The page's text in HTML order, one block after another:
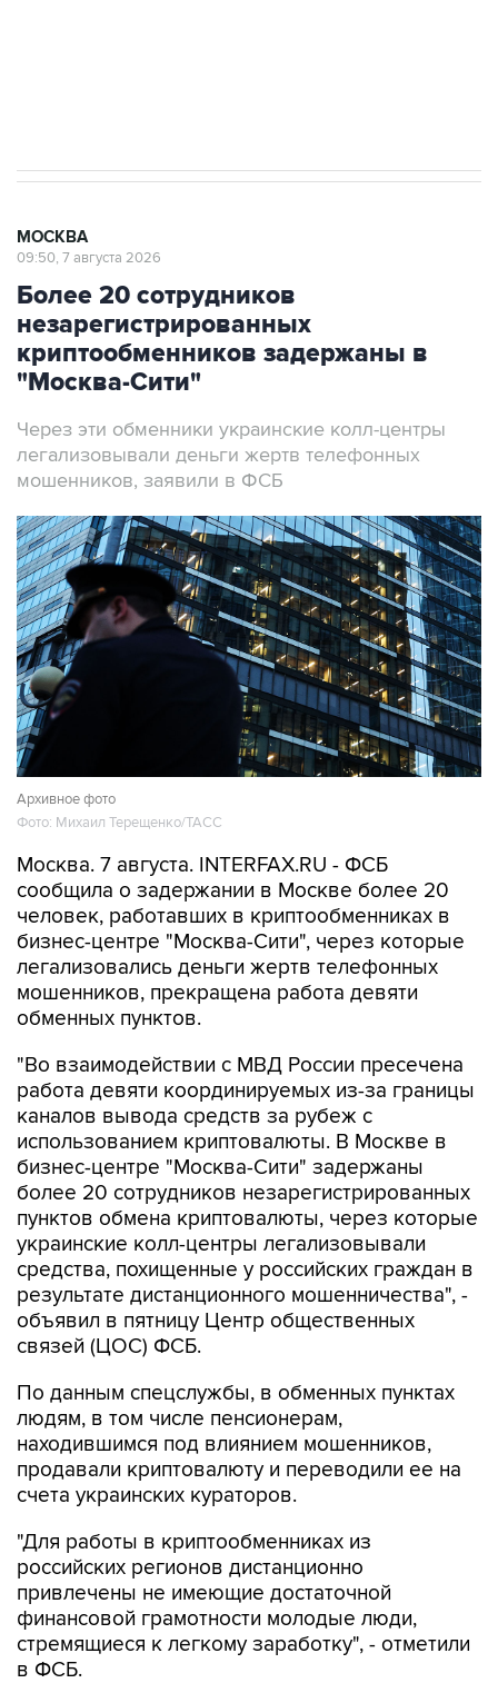
МОСКВА
09:50, 7 августа 2026
Более 20 сотрудников
незарегистрированных
криптообменников задержаны в
"Москва-Сити"
Через эти обменники украинские колл-центры
легализовывали деньги жертв телефонных
мошенников, заявили в ФСБ
Архивное фото
Фото: Михаил Терещенко/ТАСС
Москва. 7 августа. INTERFAX.RU - ФСБ
сообщила о задержании в Москве более 20
человек, работавших в криптообменниках в
бизнес-центре "Москва-Сити", через которые
легализовались деньги жертв телефонных
мошенников, прекращена работа девяти
обменных пунктов.
"Во взаимодействии с МВД России пресечена
работа девяти координируемых из-за границы
каналов вывода средств за рубеж с
использованием криптовалюты. В Москве в
бизнес-центре "Москва-Сити" задержаны
более 20 сотрудников незарегистрированных
пунктов обмена криптовалюты, через которые
украинские колл-центры легализовывали
средства, похищенные у российских граждан в
результате дистанционного мошенничества", -
объявил в пятницу Центр общественных
связей (ЦОС) ФСБ.
По данным спецслужбы, в обменных пунктах
людям, в том числе пенсионерам,
находившимся под влиянием мошенников,
продавали криптовалюту и переводили ее на
счета украинских кураторов.
"Для работы в криптообменниках из
российских регионов дистанционно
привлечены не имеющие достаточной
финансовой грамотности молодые люди,
стремящиеся к легкому заработку", - отметили
в ФСБ.